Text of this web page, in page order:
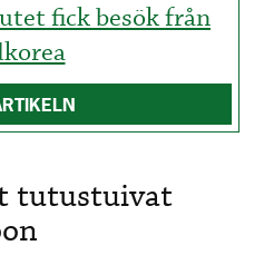
fick besök från
tutustuivat